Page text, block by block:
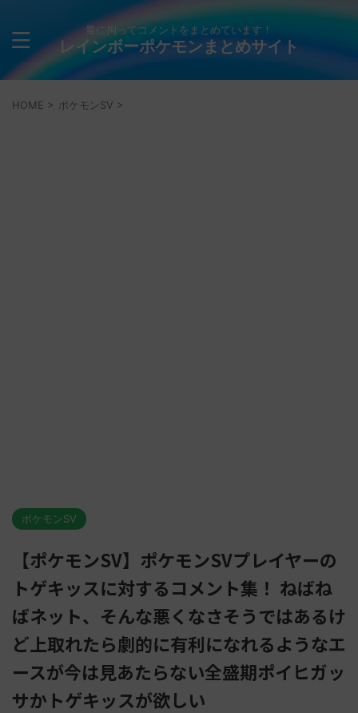
量に拘ってコメントをまとめています！
レインボーポケモンまとめサイト
HOME > ポケモンSV >
ポケモンSV
【ポケモンSV】ポケモンSVプレイヤーの
トゲキッスに対するコメント集！ ねばね
ばネット、そんな悪くなさそうではあるけ
ど上取れたら劇的に有利になれるようなエ
ースが今は見あたらない全盛期ポイヒガッ
サかトゲキッスが欲しい